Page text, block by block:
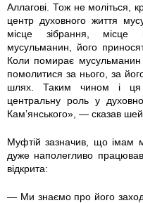
m
e
r
.
p
m
e
r
.
p
Аллагові. Тож не моліться,
центр духовного життя
місце зібрання, місце
мусульманин, його
Коли помирає
помолитися за нього, за
шлях. Таким чином і ця
центральну роль у
Кам’янського», — сказав
Муфтій зазначив, що імам
дуже наполегливо
відкрита:
— Ми знаємо про його